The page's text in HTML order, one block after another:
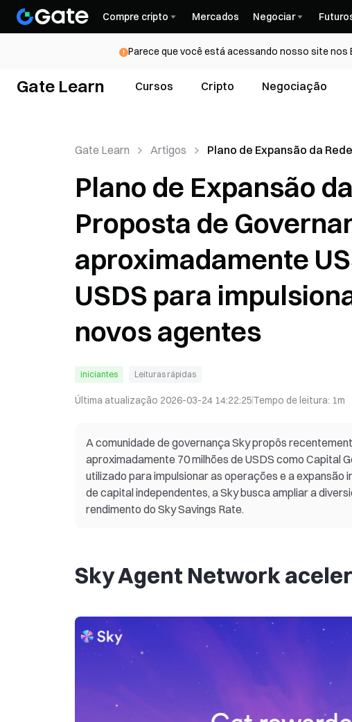
Compre cripto Mercados Negociar
Parece que você está acessando nosso site nos
Gate Learn Cursos Cripto Negociação
Gate Learn Artigos
Plano de Expansão da Rede
Governança destina
aproximadamente US$ 70
milhões em USDS para
impulsionar o lançamento
novos agentes
Plano de Expansão
Proposta de
aproximadamente
USDS para
novos agentes
iniciantes Leituras rápidas
Última atualização 2026-03-24 14:22:25Tempo de leitura: 1m
A comunidade de governança Sky propôs
aproximadamente 70 milhões de USDS como Capital
utilizado para impulsionar as operações e a expansão
de capital independentes, a Sky busca ampliar a
rendimento do Sky Savings Rate.
Sky Agent Network